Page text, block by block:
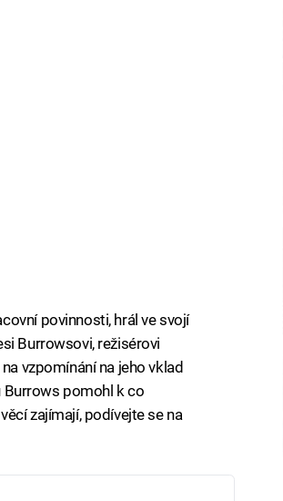
povinnosti, hrál ve svojí
Burrowsovi, režisérovi
vzpomínání na jeho vklad
Burrows pomohl k co
zajímají, podívejte se na